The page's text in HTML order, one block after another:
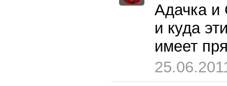
Адачка и
и куда
имеет